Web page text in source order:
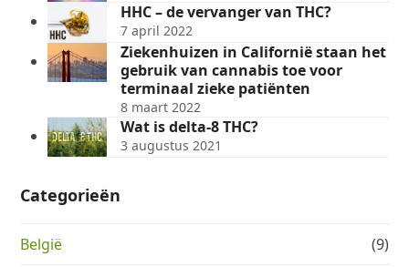
HHC – de vervanger van THC?
7 april 2022
Ziekenhuizen in Californië staan het
gebruik van cannabis toe voor
terminaal zieke patiënten
8 maart 2022
Wat is delta-8 THC?
3 augustus 2021
Categorieën
België (9)